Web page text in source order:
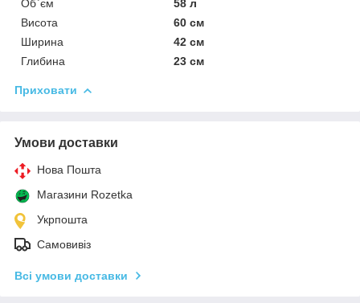
Об`єм
58 л
Висота
60 см
Ширина
42 см
Глибина
23 см
Приховати
Умови доставки
Нова Пошта
Магазини Rozetka
Укрпошта
Самовивіз
Всі умови доставки